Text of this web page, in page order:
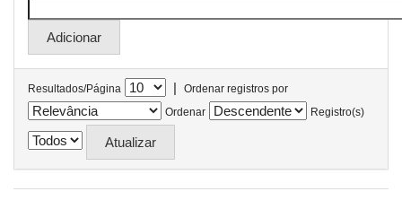
Resultados/Página |
Ordenar registros por
Ordenar
Registro(s)